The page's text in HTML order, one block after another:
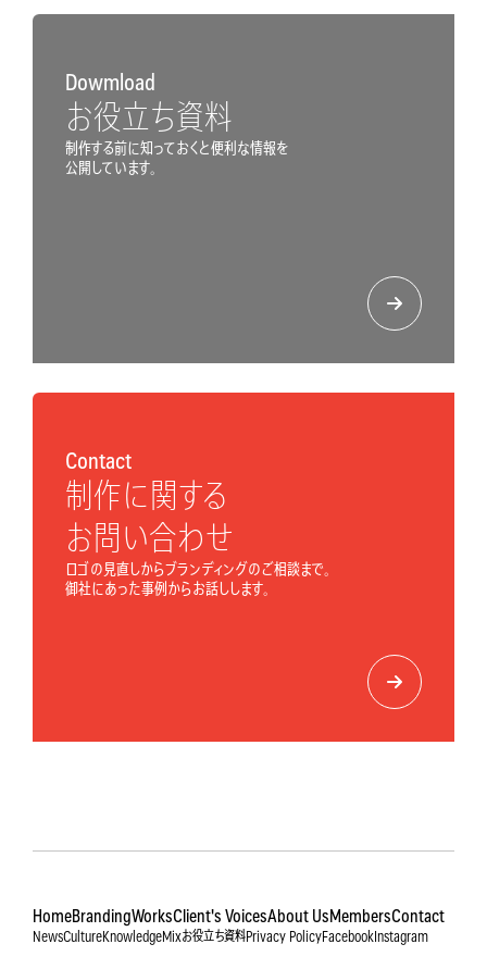
Dowmload
お役立ち資料
制作する前に知っておくと便利な情報を
公開しています。
Contact
制作に関する
お問い合わせ
ロゴの見直しからブランディングのご相談まで。
御社にあった事例からお話しします。
HomeBrandingWorksClient's VoicesAbout Us MembersContact
NewsCultureKnowledgeMixお役立ち資料Privacy PolicyFacebookInstagram